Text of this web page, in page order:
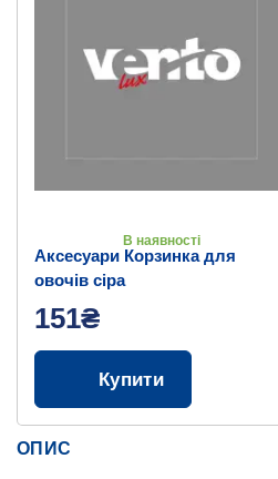
В наявності
Аксесуари Корзинка для
овочів сіра
151₴
Купити
ОПИС